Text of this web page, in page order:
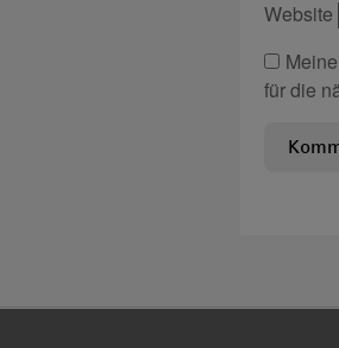
Website
für die